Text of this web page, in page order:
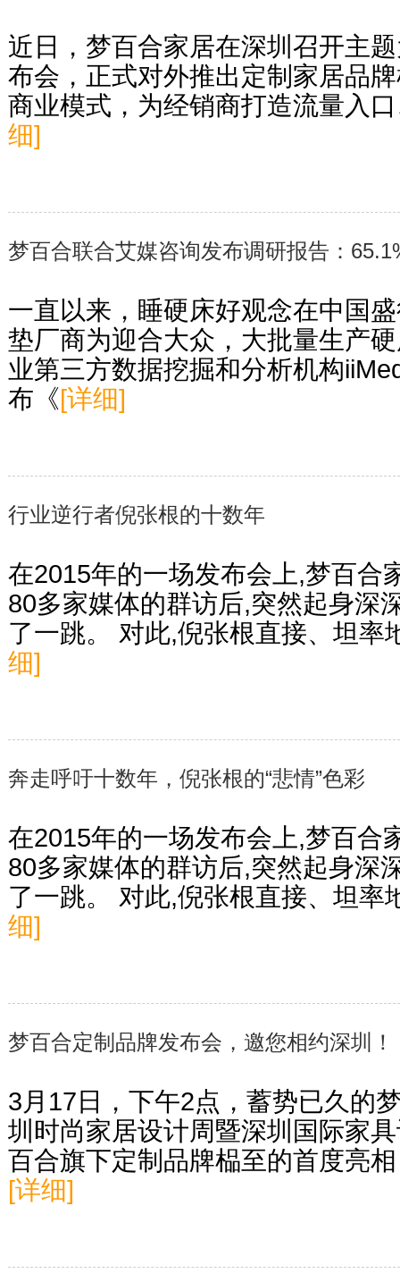
近日，梦百合家居在深圳召开主
布会，正式对外推出定制家居品
商业模式，为经销商打造流量入
细]
梦百合联合艾媒咨询发布调研报告：
一直以来，睡硬床好观念在中国
垫厂商为迎合大众，大批量生产
业第三方数据挖掘和分析机构
布《[详细]
行业逆行者倪张根的十数年
在2015年的一场发布会上,梦百合
80多家媒体的群访后,突然起身深
了一跳。 对此,倪张根直接、坦率
细]
奔走呼吁十数年，倪张根的“悲情”色彩
在2015年的一场发布会上,梦百合
80多家媒体的群访后,突然起身深
了一跳。 对此,倪张根直接、坦率
细]
梦百合定制品牌发布会，邀您相约深圳！
3月17日，下午2点，蓄势已久的
圳时尚家居设计周暨深圳国际家
百合旗下定制品牌榀至的首度亮
[详细]